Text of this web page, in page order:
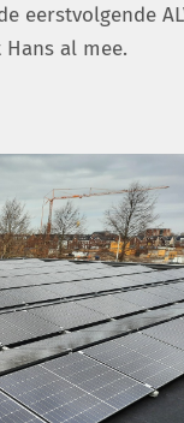
eerstvolgende
al mee.